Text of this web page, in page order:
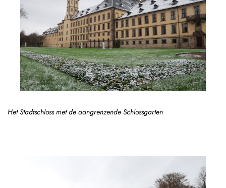
Het Stadtschloss met de aangrenzende Schlossgarten